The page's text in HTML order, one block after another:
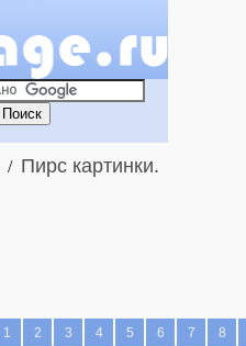
/ Пирс картинки.
1 2 3 4 5 6 7 8